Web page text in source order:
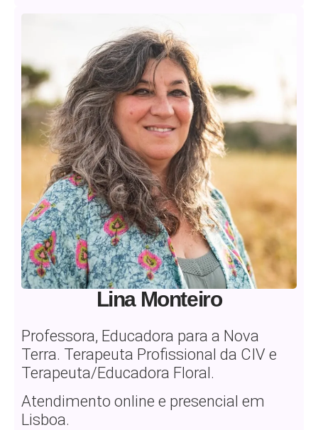
Lina Monteiro
Professora, Educadora para a Nova
Terra. Terapeuta Profissional da CIV e
Terapeuta/Educadora Floral.
Atendimento online e presencial em
Lisboa.